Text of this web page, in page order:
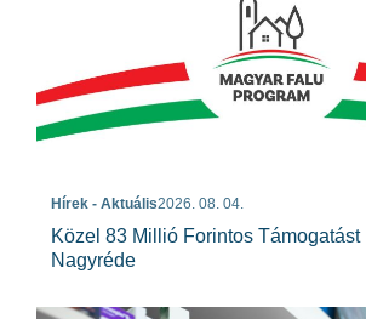
Hírek - Aktuális2026. 08. 04.
Közel 83 Millió Forintos Támogatást
Nagyréde